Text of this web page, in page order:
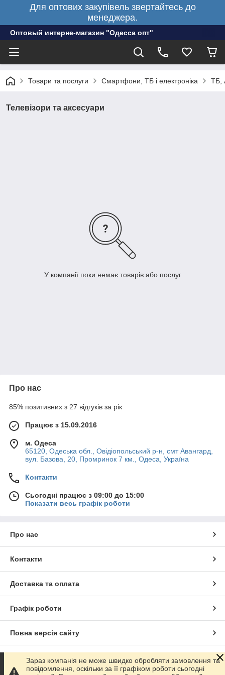
Для оптових закупівель звертайтесь до
менеджера.
Оптовый интерне-магазин "Одесса опт"
Товари та послуги Смартфони, ТБ і електроніка ТБ,
Телевізори та аксесуари
У компанії поки немає товарів або послуг
Про нас
85% позитивних з 27 відгуків за рік
Працює з 15.09.2016
м. Одеса
65120, Одеська обл., Овідіопольський р-н, смт Авангард,
вул. Базова, 20, Промринок 7 км., Одеса, Україна
Контакти
Сьогодні працює з 09:00 до 15:00
Показати весь графік роботи
Про нас
Контакти
Доставка та оплата
Графік роботи
Повна версія сайту
Сайт створено на маркетплейсіProm.ua
Зараз компанія не може швидко обробляти замовлення та
повідомлення, оскільки за її графіком роботи сьогодні